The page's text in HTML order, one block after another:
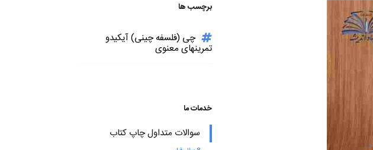
برچسب ها
چی (فلسفه چینی) آیکیدو
تمرینهای معنوی
خدمات ما
سوالات متداول چاپ کتاب